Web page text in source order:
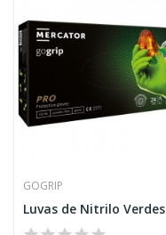
GOGRIP
Luvas de Nitrilo Verdes